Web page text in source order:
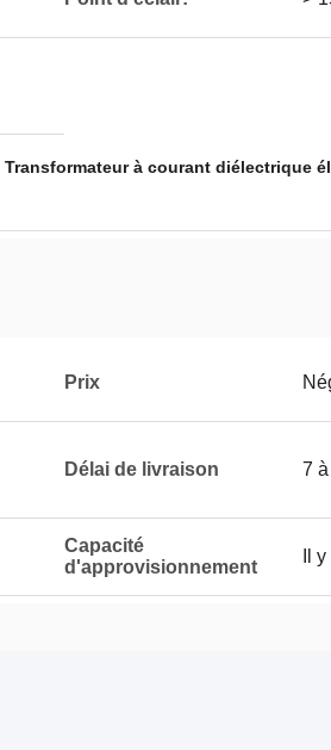
Transformateur à courant diélectrique
Prix
Délai de livraison 7
Capacité
d'approvisionnement
Il